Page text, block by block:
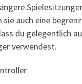
sie auch eine
du gelegentlich
verwendest.